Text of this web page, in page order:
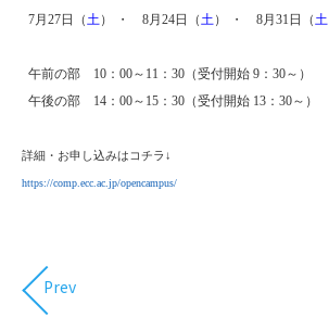
7月27日（土） ・ 8月24日（土） ・ 8月31日（土
午前の部 10：00～11：30（受付開始 9：30～）
午後の部 14：00～15：30（受付開始 13：30～）
詳細・お申し込みはコチラ ↓
https://comp.ecc.ac.jp/opencampus/
Prev